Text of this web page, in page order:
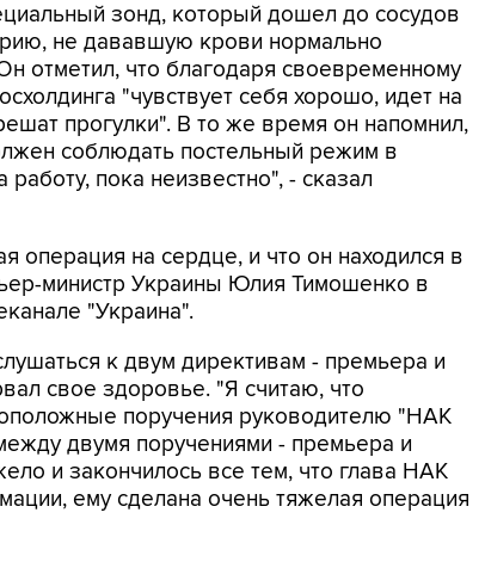
зонд, который дошел до сосудов
не дававшую крови нормально
отметил, что благодаря своевременному
"чувствует себя хорошо, идет на
прогулки". В то же время он напомнил,
соблюдать постельный режим в
пока неизвестно", - сказал
операция на сердце, и что он находился в
министр Украины Юлия Тимошенко в
"Украина".
к двум директивам - премьера и
свое здоровье. "Я считаю, что
поручения руководителю "НАК
двумя поручениями - премьера и
и закончилось все тем, что глава НАК
ему сделана очень тяжелая операция